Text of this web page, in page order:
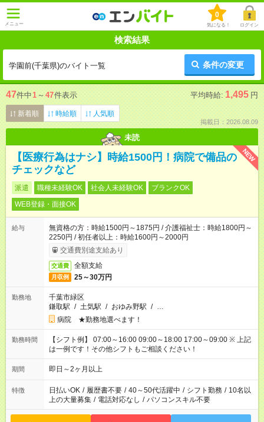
メニュー
0
気になる！ ログイン
検索結果
学園前(千葉県)のバイト一覧 条件の変更
47件中1 ～ 47件表示 平均時給: 1,495 円
新着順 時給順 人気順
掲載日：2026.08.09
未読
NEW
【医療行為はナシ】時給1500円！病院で備品の
チェックなど
派遣 職種未経験OK 社会人未経験OK
ブランクOK
WEB登録・面接OK
給与
無資格の方：時給1500円～1875円 / 介護福祉士：時給1800円～
2250円 / 初任者以上：時給1600円～2000円
交通費別途支給あり
交通費 全額支給
月収例 25～30万円
勤務地
千葉市緑区
鎌取駅 / 土気駅 / おゆみ野駅 / …
病院 ★勤務地選べます！
勤務時間
【シフト例】 07:00～16:00 09:00～18:00 17:00～09:00 ※ 上記
は一例です！その他シフトもご相談ください！
期間 即日～2ヶ月以上
特徴 日払いOK / 履歴書不要 / 40～50代活躍中 / シフト勤務 / 10名以
上の大量募集 / 電話対応なし / パソコンスキル不要